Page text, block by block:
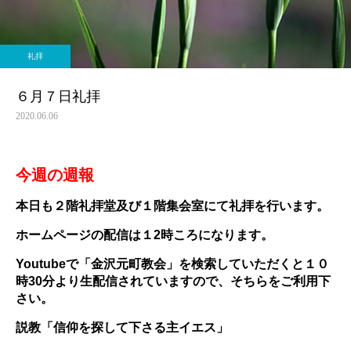
礼拝
６月７日礼拝
2020.06.06
今週の週報
本日も２階礼拝堂及び１階集会室にて礼拝を行います。
ホームページの配信は１2時ころになります。
Youtubeで「金沢元町教会」を検索していただくと１０
時30分より生配信されていますので、そちらをご利用下
さい。
説教「信仰を探して下さる主イエス」